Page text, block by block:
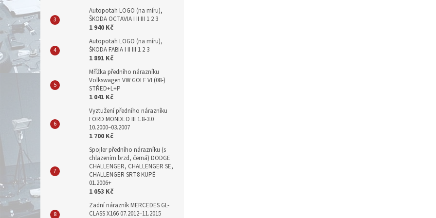
Autopotah LOGO (na míru),
ŠKODA OCTAVIA I II III 1 2 3
1 940 Kč
Autopotah LOGO (na míru),
ŠKODA FABIA I II III 1 2 3
1 891 Kč
Mřížka předního nárazníku
Volkswagen VW GOLF VI (08-)
STŘED+L+P
1 041 Kč
Vyztužení předního nárazníku
FORD MONDEO III 1.8-3.0
10.2000–03.2007
1 700 Kč
Spojler předního nárazníku (s
chlazením brzd, černá) DODGE
CHALLENGER, CHALLENGER SE,
CHALLENGER SRT8 KUPÉ
01.2006+
1 053 Kč
Zadní nárazník MERCEDES GL-
CLASS X166 07.2012–11.2015